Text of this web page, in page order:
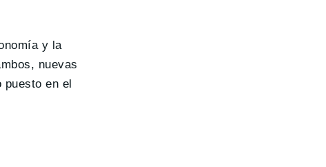
y la
nuevas
puesto en el